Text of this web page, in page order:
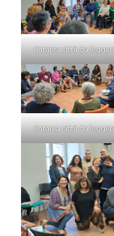
Catania città da
Catania città da